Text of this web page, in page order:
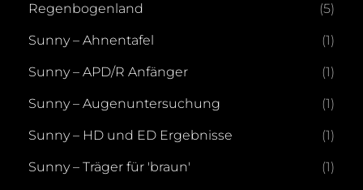
Regenbogenland (5)
Sunny – Ahnentafel (1)
Sunny – APD/R Anfänger (1)
Sunny – Augenuntersuchung (1)
Sunny – HD und ED Ergebnisse (1)
Sunny – Träger für 'braun' (1)